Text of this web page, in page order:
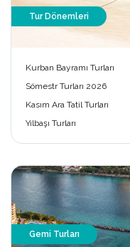
Tur Dönemleri
Kurban Bayramı Turları
Sömestr Turları 2026
Kasım Ara Tatil Turları
Yılbaşı Turları
Gemi Turları